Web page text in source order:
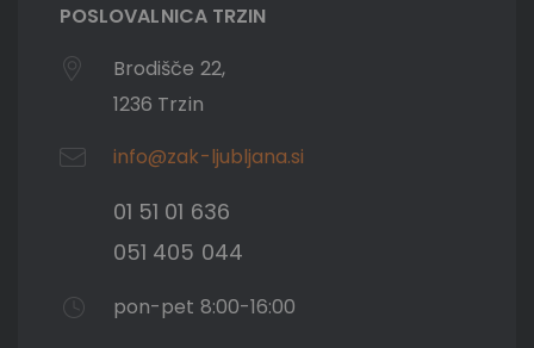
POSLOVALNICA TRZIN
Brodišče 22,
1236 Trzin
info@zak-ljubljana.si
01 51 01 636
051 405 044
pon-pet 8:00-16:00